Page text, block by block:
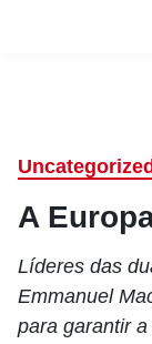
Uncategorized
A
Líderes das
Emmanuel
para garantir